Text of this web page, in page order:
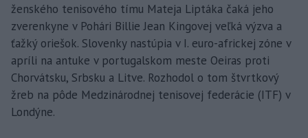
ženského tenisového tímu Mateja Liptáka čaká jeho
zverenkyne v Pohári Billie Jean Kingovej veľká výzva a
ťažký oriešok. Slovenky nastúpia v I. euro-africkej zóne v
apríli na antuke v portugalskom meste Oeiras proti
Chorvátsku, Srbsku a Litve. Rozhodol o tom štvrtkový
žreb na pôde Medzinárodnej tenisovej federácie (ITF) v
Londýne.